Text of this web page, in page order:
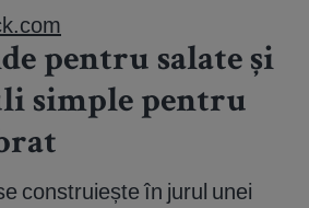
pentru salate și
simple pentru
construiește în jurul unei